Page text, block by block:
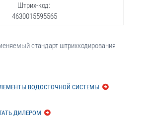
Штрих-код:
4630015595565
стандарт штрихкодирования
ВОДОСТОЧНОЙ СИСТЕМЫ
ДИЛЕРОМ